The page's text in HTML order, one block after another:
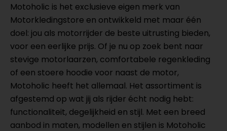
Motoholic is het exclusieve eigen merk van
Motorkledingstore en ontwikkeld met maar één
doel: jou als motorrijder de beste uitrusting bieden,
voor een eerlijke prijs. Of je nu op zoek bent naar
stevige motorlaarzen, comfortabele regenkleding
of een stoere hoodie voor naast de motor,
Motoholic heeft het allemaal. Het assortiment is
afgestemd op wat jij als rijder écht nodig hebt:
functionaliteit, degelijkheid en stijl. Met een breed
aanbod in maten, modellen en stijlen is Motoholic